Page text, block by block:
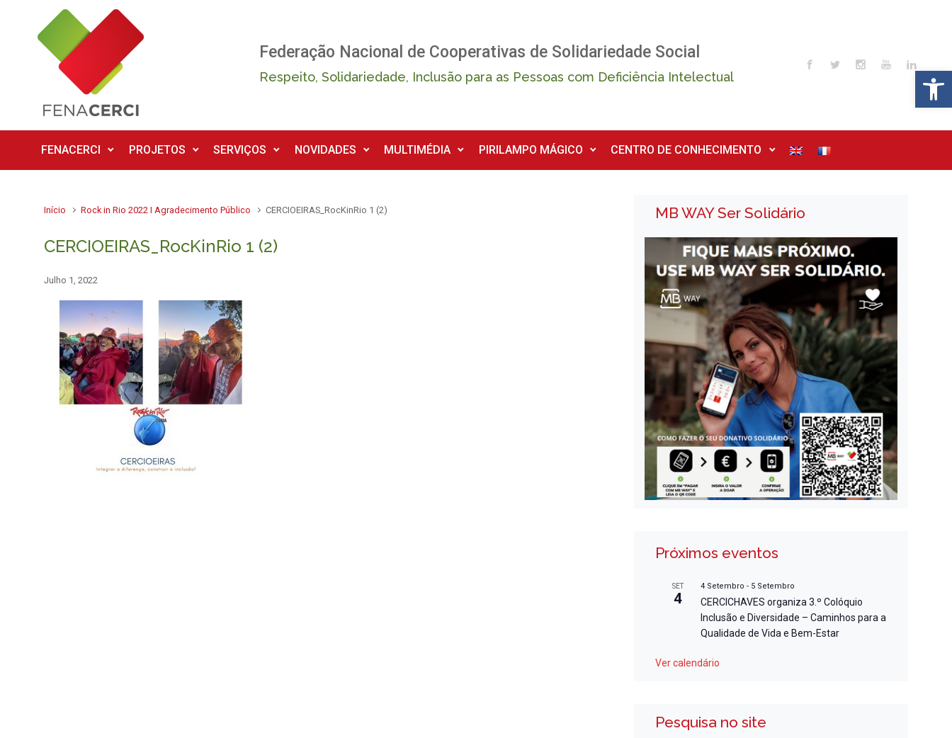
Skip to main content
Federação Nacional de Cooperativas de Solidariedade Social
Respeito, Solidariedade, Inclusão para as Pessoas com Deficiência Intelectual
FENACERCI PROJETOS SERVIÇOS NOVIDADES MULTIMÉDIA PIRILAMPO MÁGICO CENTRO DE CONHECIMENTO
Início Rock in Rio 2022 I Agradecimento Público CERCIOEIRAS_RocKinRio 1 (2)
CERCIOEIRAS_RocKinRio 1 (2)
Julho 1, 2022
MB WAY Ser Solidário
Próximos eventos
SET
4
4 Setembro - 5 Setembro
CERCICHAVES organiza 3.º Colóquio
Inclusão e Diversidade – Caminhos para a
Qualidade de Vida e Bem-Estar
Ver calendário
Pesquisa no site